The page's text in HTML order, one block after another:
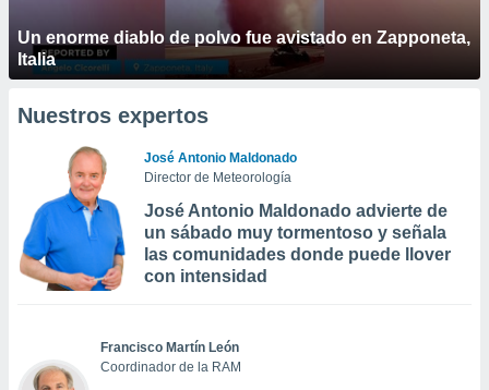
Un enorme diablo de polvo fue avistado en Zapponeta,
Italia
Nuestros expertos
José Antonio Maldonado
Director de Meteorología
José Antonio Maldonado advierte de
un sábado muy tormentoso y señala
las comunidades donde puede llover
con intensidad
Francisco Martín León
Coordinador de la RAM